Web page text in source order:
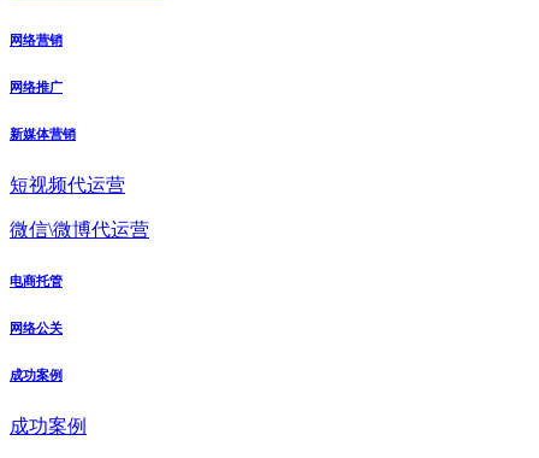
网络营销
网络推广
新媒体营销
短视频代运营
微信\微博代运营
电商托管
网络公关
成功案例
成功案例